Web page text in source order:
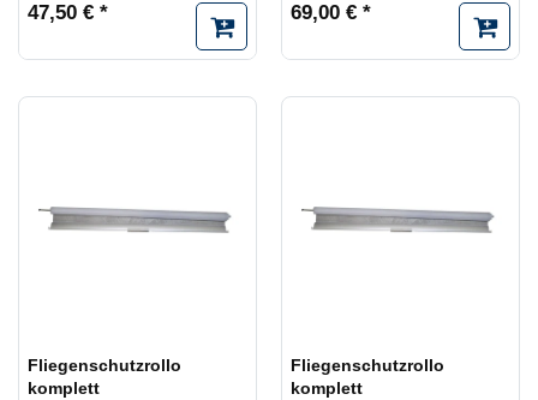
47,50 € * 69,00 € *
Fliegenschutzrollo
komplett
Fliegenschutzrollo
komplett